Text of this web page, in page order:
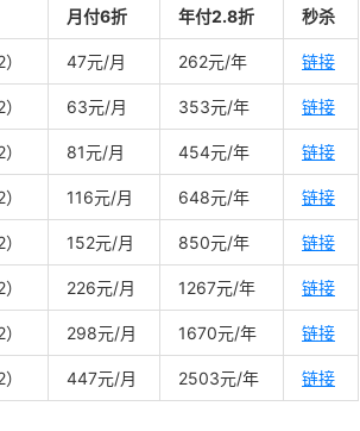
月付6折 年付2.8折 秒杀
47元/月 262元/年 链接
63元/月 353元/年 链接
81元/月 454元/年 链接
116元/月 648元/年 链接
152元/月 850元/年 链接
226元/月 1267元/年 链接
298元/月 1670元/年 链接
447元/月 2503元/年 链接